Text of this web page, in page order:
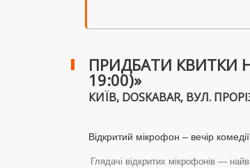
ПРИДБАТИ КВИТКИ
19:00)»
КИЇВ, DOSKABAR, ВУЛ.
Відкритий мікрофон – вечір
Глядачі відкритих мікрофонів —